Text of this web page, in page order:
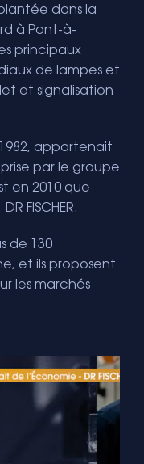
dans la
à Pont-à-
principaux
de lampes et
et signalisation
appartenait
par le groupe
en 2010 que
FISCHER.
de 130
et ils proposent
les marchés